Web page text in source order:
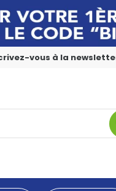
vous à la